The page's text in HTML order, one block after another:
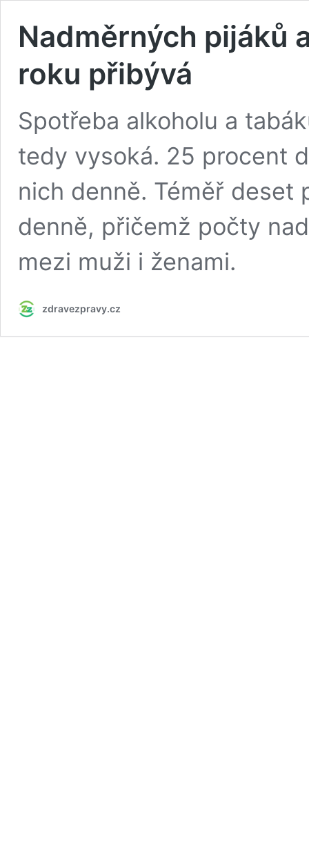
Nadměrných pijáků
roku přibývá
Spotřeba alkoholu a
tedy vysoká. 25 procent
nich denně. Téměř deset
denně, přičemž počty
mezi muži i ženami.
zdravezpravy.cz